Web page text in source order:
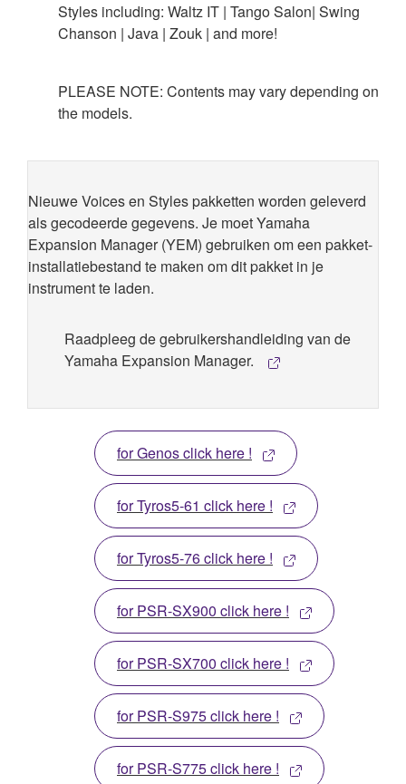
Styles including: Waltz IT | Tango Salon| Swing
Chanson | Java | Zouk | and more!
PLEASE NOTE: Contents may vary depending on
the models.
Nieuwe Voices en Styles pakketten worden geleverd
als gecodeerde gegevens. Je moet Yamaha
Expansion Manager (YEM) gebruiken om een pakket-
installatiebestand te maken om dit pakket in je
instrument te laden.
Raadpleeg de gebruikershandleiding van de
Yamaha Expansion Manager.
for Genos click here !
for Tyros5-61 click here !
for Tyros5-76 click here !
for PSR-SX900 click here !
for PSR-SX700 click here !
for PSR-S975 click here !
for PSR-S775 click here !